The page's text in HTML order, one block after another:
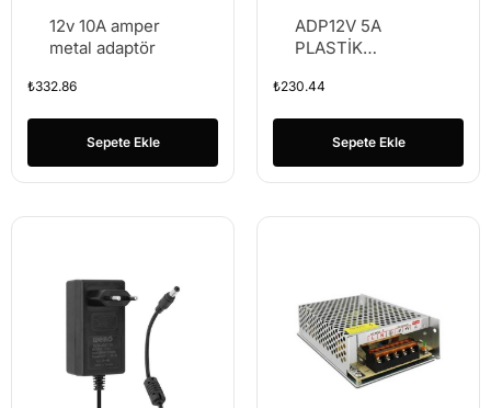
12v 10A amper
metal adaptör
₺332.86
Sepete Ekle
ADP12V 5A
PLASTİK
₺230.44
Sepete Ekle